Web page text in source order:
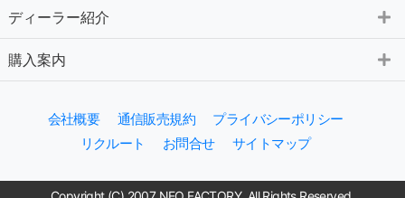
ディーラー紹介
購入案内
会社概要 通信販売規約
プライバシーポリシー
リクルート
お問合せ サイトマップ